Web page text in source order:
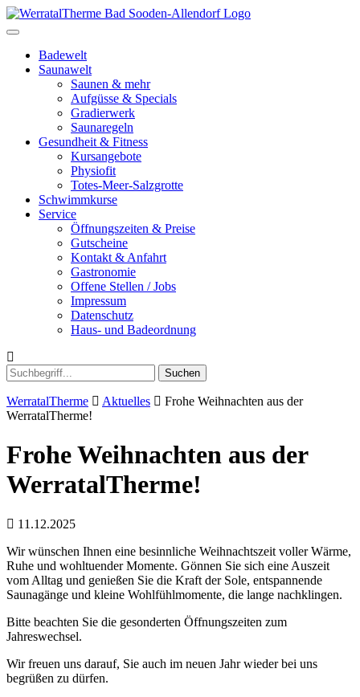
Toggle
navigationBadewelt
Saunawelt
Saunen & mehr
Aufgüsse & Specials
Gradierwerk
Saunaregeln
Gesundheit & Fitness
Kursangebote
Physiofit
Totes-Meer-Salzgrotte
Schwimmkurse
Service
Öffnungszeiten & Preise
Gutscheine
Kontakt & Anfahrt
Gastronomie
Offene Stellen / Jobs
Impressum
Datenschutz
Haus- und Badeordnung
Suchen
WerratalTherme Aktuelles
Frohe Weihnachten aus der
WerratalTherme!
Frohe Weihnachten aus der
WerratalTherme!
11.12.2025
Wir wünschen Ihnen eine besinnliche Weihnachtszeit voller Wärme,
Ruhe und wohltuender Momente. Gönnen Sie sich eine Auszeit
vom Alltag und genießen Sie die Kraft der Sole, entspannende
Saunagänge und kleine Wohlfühlmomente, die lange nachklingen.
Bitte beachten Sie die gesonderten Öffnungszeiten zum
Jahreswechsel.
Wir freuen uns darauf, Sie auch im neuen Jahr wieder bei uns
begrüßen zu dürfen.